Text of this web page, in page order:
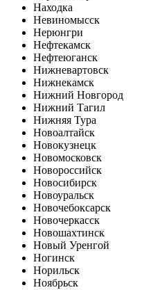
Находка
Невиномысск
Нерюнгри
Нефтекамск
Нефтеюганск
Нижневартовск
Нижнекамск
Нижний Новгород
Нижний Тагил
Нижняя Тура
Новоалтайск
Новокузнецк
Новомосковск
Новороссийск
Новосибирск
Новоуральск
Новочебоксарск
Новочеркасск
Новошахтинск
Новый Уренгой
Ногинск
Норильск
Ноябрьск